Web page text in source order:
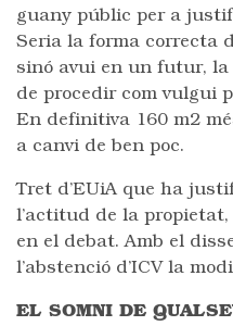
guany públic per a
Seria la forma correcta
sinó avui en un futur,
de procedir com vulgui
En definitiva 160 m2
a canvi de ben poc.
Tret d’EUiA que ha
l’actitud de la
en el debat. Amb el
l’abstenció d’ICV la
EL SOMNI DE